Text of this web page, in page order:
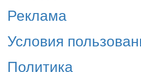
Реклама
Условия
Политика